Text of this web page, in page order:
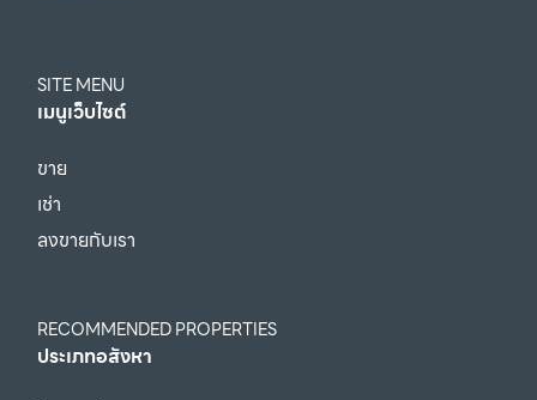
SITE MENU
เมนูเว็บไซต์
ขาย
เช่า
ลงขายกับเรา
RECOMMENDED PROPERTIES
ประเภทอสังหา